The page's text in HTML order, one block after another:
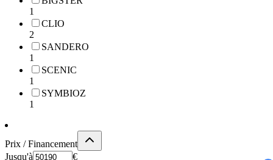
1
CLIO
2
SANDERO
1
SCENIC
1
SYMBIOZ
1
Prix / Financement
Jusqu'à
€